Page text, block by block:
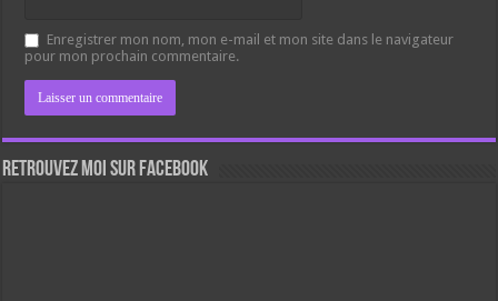
Enregistrer mon nom, mon e-mail et mon site dans le navigateur
pour mon prochain commentaire.
Retrouvez moi sur Facebook